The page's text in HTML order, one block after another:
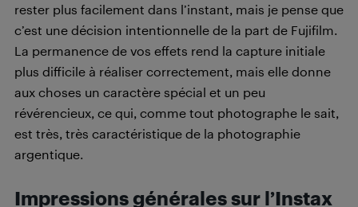
rester plus facilement dans l’instant, mais je pense que
c’est une décision intentionnelle de la part de Fujifilm.
La permanence de vos effets rend la capture initiale
plus difficile à réaliser correctement, mais elle donne
aux choses un caractère spécial et un peu
révérencieux, ce qui, comme tout photographe le sait,
est très, très caractéristique de la photographie
argentique.
Impressions générales sur l’Instax